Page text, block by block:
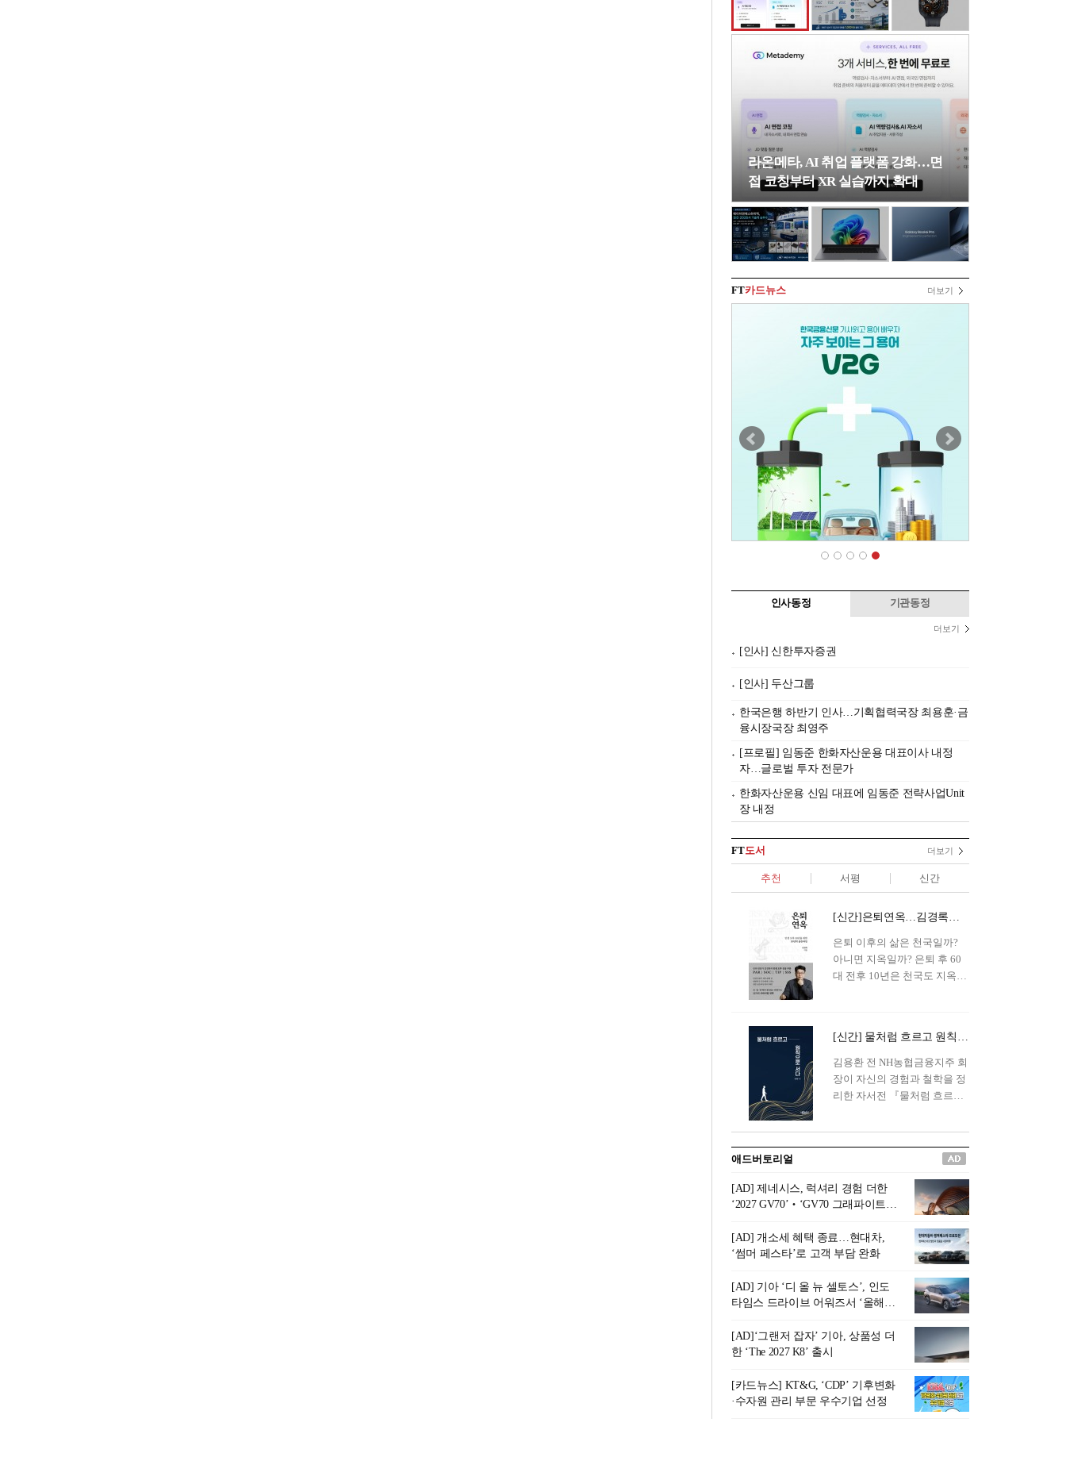
라온메타, AI 취업 플랫폼 강화…면
접 코칭부터 XR 실습까지 확대
FT카드뉴스 더보기
인사동정 기관동정
더보기
[인사] 신한투자증권
[인사] 두산그룹
한국은행 하반기 인사…기획협력국장 최용훈·금
융시장국장 최영주
[프로필] 임동준 한화자산운용 대표이사 내정
자…글로벌 투자 전문가
한화자산운용 신임 대표에 임동준 전략사업Unit
장 내정
FT도서 더보기
추천 서평 신간
[신간]은퇴연옥…김경록의 은퇴 후 삶의 나침반
은퇴 이후의 삶은 천국일까?
아니면 지옥일까? 은퇴 후 60
대 전후 10년은 천국도 지옥도
은퇴 설계를 가이드해 온 김경
록 옵투스자산운용의 고문이
신간 『은퇴연옥』을 내놓았
다.단테는 지옥을 '모든 희망을
록 고문은 새로운 시각을 제시
0년의 과도기는 지옥이 아니라
정화와 성장의 공간인 ‘은퇴연
옥(Purgatory)’이라는 것이다.
연옥은 고통스럽지만 끝이 있
으며, 준비를 통해 천국으로 나
아갈 수 있는 희망의 장소라고
말한
[신간] 물처럼 흐르고 원칙으로 서다…김용환의 통찰을 담다
김용환 전 NH농협금융지주 회
장이 자신의 경험과 철학을 정
리한 자서전 『물처럼 흐르고
통 관료 출신으로 한국 금융의
주요 변곡점마다 중요한 역할
을 하고 금융 경영인으로서 큰
족적을 남긴 김 전 회장이 후배
세대에게 전하는 삶의 조언을
담은 인생 노트다.『물처럼 흐
르고 원칙으로 서다』는 단순
한 자서전을 넘어, 실패를 두려
워하지 않는 용기와 자신에 대
한 믿음이 어떻게 삶을 풍요롭
게 만드는지를 보여주는 지혜
의 보고로 평가된다.김용환 전
회장은 “인생의 목표가 크더라
도 조급해하지 말고 작은 것부
터 하나 하나 성취해 나가
라”고 조언한다. 뼈아픈 실패
조차 성공의 뼈대가 된다는 긍
애드버토리얼
[AD] 제네시스, 럭셔리 경험 더한
‘2027 GV70’‧‘GV70 그래파이트’
[AD] 개소세 혜택 종료…현대차,
‘썸머 페스타’로 고객 부담 완화
[AD] 기아 ‘디 올 뉴 셀토스’, 인도
타임스 드라이브 어워즈서 ‘올해의
[AD]‘그랜저 잡자’ 기아, 상품성 더
한 ‘The 2027 K8’ 출시
[카드뉴스] KT&G, ‘CDP’ 기후변화
·수자원 관리 부문 우수기업 선정